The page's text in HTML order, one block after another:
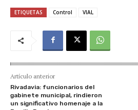
ETIQUETAS Control VIAL
Artículo anterior
Rivadavia: funcionarios del
gabinete municipal, rindieron
un significativo homenaje a la